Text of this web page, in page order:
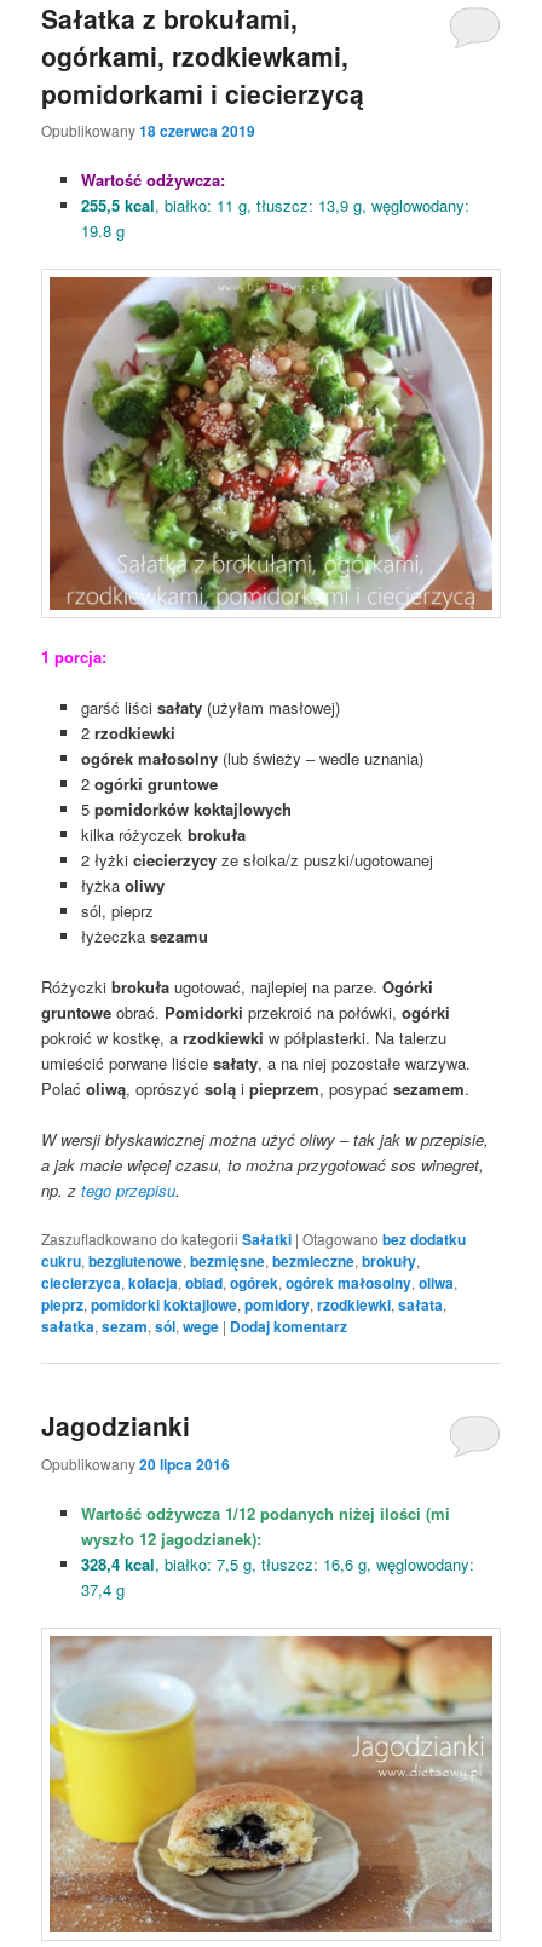
Sałatka z brokułami,
ogórkami, rzodkiewkami,
pomidorkami i ciecierzycą
Opublikowany18 czerwca 2019
Wartość odżywcza:
255,5 kcal, białko: 11 g, tłuszcz: 13,9 g, węglowodany:
19.8 g
1 porcja:
garść liści sałaty(użyłam masłowej)
2 rzodkiewki
ogórek małosolny(lub świeży – wedle uznania)
2 ogórki gruntowe
5 pomidorków koktajlowych
kilka różyczek brokuła
2 łyżki ciecierzycyze słoika/z puszki/ugotowanej
łyżka oliwy
sól, pieprz
łyżeczkasezamu
Różyczkibrokuła ugotować, najlepiej na parze.Ogórki
gruntowe obrać. Pomidorki przekroić na połówki,ogórki
pokroić w kostkę, arzodkiewki w półplasterki. Na talerzu
umieścić porwane liściesałaty, a na niej pozostałe warzywa.
Polać oliwą, oprószyćsolą ipieprzem, posypaćsezamem.
W wersji błyskawicznej można użyć oliwy – tak jak w przepisie,
a jak macie więcej czasu, to można przygotować sos winegret,
np. ztego przepisu.
Zaszufladkowano do kategorii Sałatki |Otagowano bez dodatku
cukru,bezglutenowe,bezmięsne,bezmleczne,brokuły,
ciecierzyca,kolacja,obiad,ogórek,ogórek małosolny,oliwa,
pieprz,pomidorki koktajlowe,pomidory,rzodkiewki,sałata,
sałatka,sezam,sól,wege | Dodaj komentarz
Jagodzianki
Opublikowany20 lipca 2016
Wartość odżywcza 1/12 podanych niżej ilości (mi
wyszło 12 jagodzianek):
328,4 kcal, białko: 7,5 g, tłuszcz: 16,6 g, węglowodany:
37,4 g